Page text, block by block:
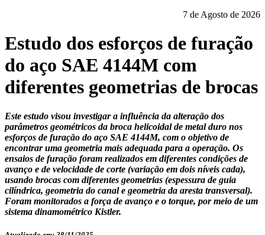
7 de Agosto de 2026
Estudo dos esforços de furação
do aço SAE 4144M com
diferentes geometrias de brocas
Este estudo visou investigar a influência da alteração dos
parâmetros geométricos da broca helicoidal de metal duro nos
esforços de furação do aço SAE 4144M, com o objetivo de
encontrar uma geometria mais adequada para a operação. Os
ensaios de furação foram realizados em diferentes condições de
avanço e de velocidade de corte (variação em dois níveis cada),
usando brocas com diferentes geometrias (espessura de guia
cilíndrica, geometria do canal e geometria da aresta transversal).
Foram monitorados a força de avanço e o torque, por meio de um
sistema dinamométrico Kistler.